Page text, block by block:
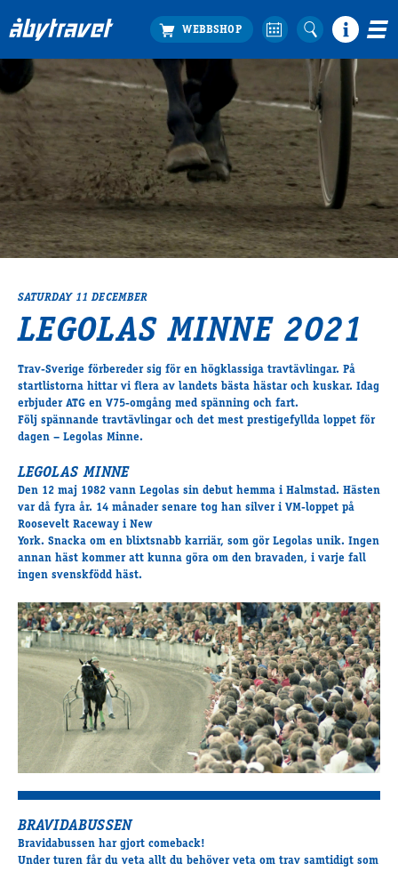
Köp biljett
Travprogrammet
Boka ställplats
Bra att veta
Restauranger
Catering by Lyon
Hotell nära oss
Presentkort
Tävlingsdagar
FAQ
Travkonferens
Exponering & värdskap
Hört och hänt
Tävling
Tävlingsserier
Aktiva
Månadens hästägare 2026
Månadens B-tränare 2026
Euro Classic Trot
Andelshästar
Åby Stora Pris 2026
Supertorsdag för företag
Ridsport
SATURDAY 11 DECEMBER
LEGOLAS MINNE 2021
Trav-Sverige förbereder sig för en högklassiga travtävlingar. På
startlistorna hittar vi flera av landets bästa hästar och kuskar. Idag
erbjuder ATG en V75-omgång med spänning och fart.
Följ spännande travtävlingar och det mest prestigefyllda loppet för
dagen – Legolas Minne.
LEGOLAS MINNE
Den 12 maj 1982 vann Legolas sin debut hemma i Halmstad. Hästen
var då fyra år. 14 månader senare tog han silver i VM-loppet på
Roosevelt Raceway i New
York. Snacka om en blixtsnabb karriär, som gör Legolas unik. Ingen
annan häst kommer att kunna göra om den bravaden, i varje fall
ingen svenskfödd häst.
BRAVIDABUSSEN
Bravidabussen har gjort comeback!
Under turen får du veta allt du behöver veta om trav samtidigt som